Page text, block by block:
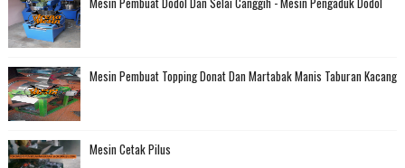
Mesin Pembuat Topping Donat Dan Martabak Manis Taburan Kacang
Mesin Cetak Pilus